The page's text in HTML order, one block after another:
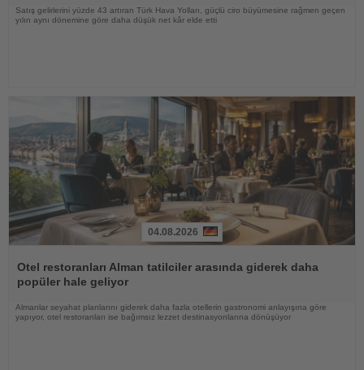
Satış gelirlerini yüzde 43 artıran Türk Hava Yolları, güçlü ciro büyümesine rağmen geçen
yılın aynı dönemine göre daha düşük net kâr elde etti
Oku
04.08.2026
Otel restoranları Alman tatilciler arasında giderek daha
popüler hale geliyor
Almanlar seyahat planlarını giderek daha fazla otellerin gastronomi anlayışına göre
yapıyor, otel restoranları ise bağımsız lezzet destinasyonlarına dönüşüyor